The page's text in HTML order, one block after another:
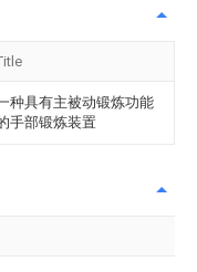
种具有主被动锻炼功能
手部锻炼装置